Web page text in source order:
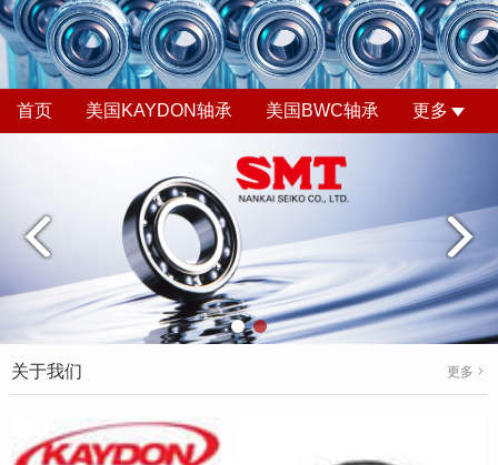
首页 美国KAYDON轴承 美国BWC轴承 更多
关于我们 更多